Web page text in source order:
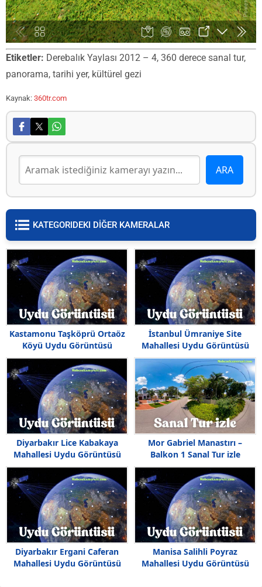
Etiketler: Derebalık Yaylası 2012 – 4, 360 derece sanal tur,
panorama, tarihi yer, kültürel gezi
Kaynak: 360tr.com
KATEGORIDEKI DİĞER KAMERALAR
Kastamonu Taşköprü Ortaöz
Köyü Uydu Görüntüsü
İstanbul Ümraniye Site
Mahallesi Uydu Görüntüsü
Diyarbakır Lice Kabakaya
Mahallesi Uydu Görüntüsü
Haritası
Mor Gabriel Manastırı –
Balkon 1 Sanal Tur izle
Diyarbakır Ergani Caferan
Mahallesi Uydu Görüntüsü
Manisa Salihli Poyraz
Mahallesi Uydu Görüntüsü